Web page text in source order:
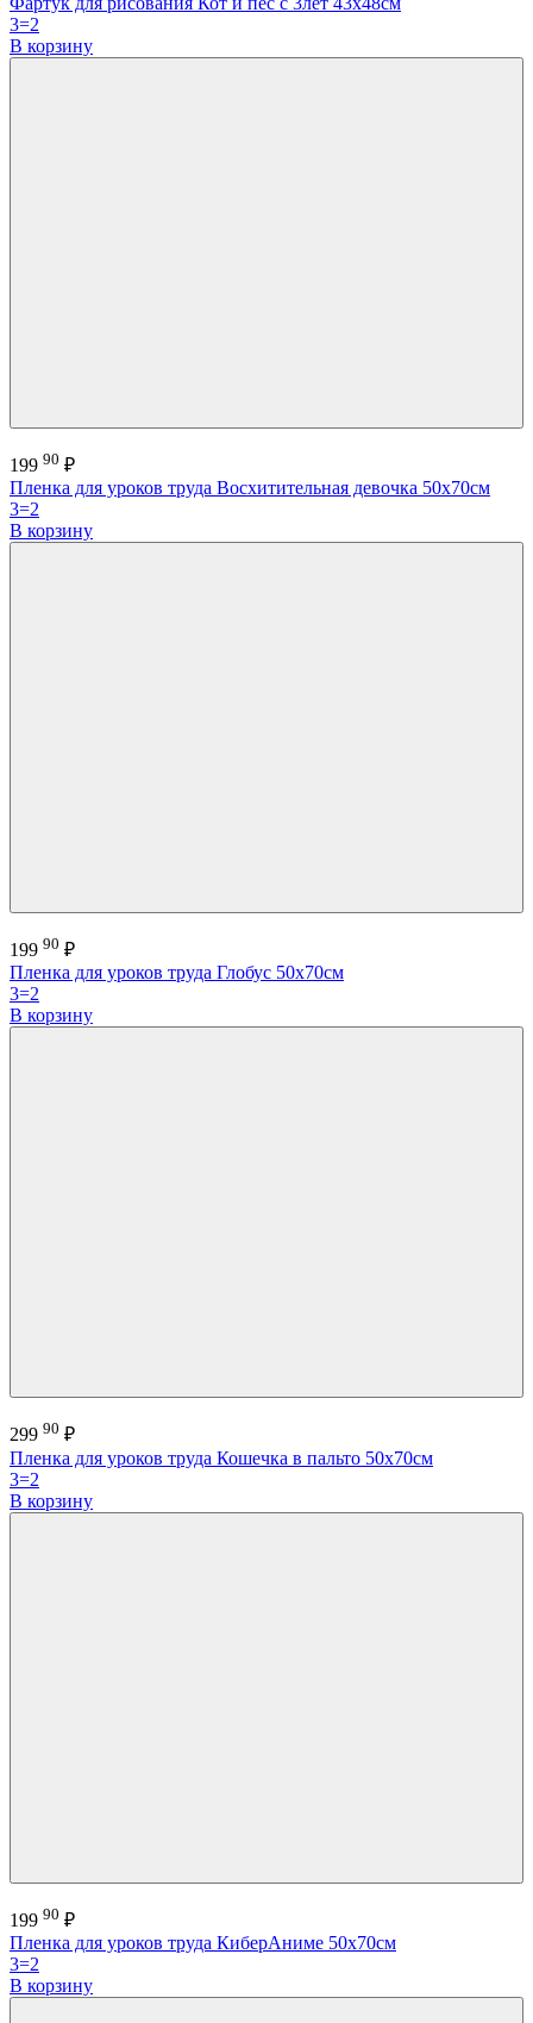
3=2
В корзину
199 90 ₽
Пленка для уроков труда Восхитительная девочка 50х70см
3=2
В корзину
199 90 ₽
Пленка для уроков труда Глобус 50х70см
3=2
В корзину
299 90 ₽
Пленка для уроков труда Кошечка в пальто 50х70см
3=2
В корзину
199 90 ₽
Пленка для уроков труда КиберАниме 50х70см
3=2
В корзину